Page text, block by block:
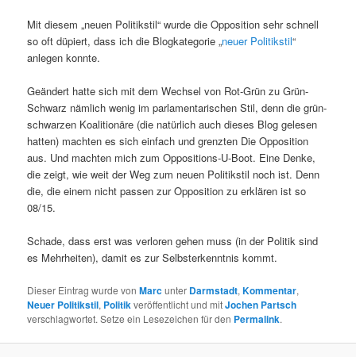
Mit diesem „neuen Politikstil“ wurde die Opposition sehr schnell
so oft düpiert, dass ich die Blogkategorie „neuer Politikstil“
anlegen konnte.
Geändert hatte sich mit dem Wechsel von Rot-Grün zu Grün-
Schwarz nämlich wenig im parlamentarischen Stil, denn die grün-
schwarzen Koalitionäre (die natürlich auch dieses Blog gelesen
hatten) machten es sich einfach und grenzten Die Opposition
aus. Und machten mich zum Oppositions-U-Boot. Eine Denke,
die zeigt, wie weit der Weg zum neuen Politikstil noch ist. Denn
die, die einem nicht passen zur Opposition zu erklären ist so
08/15.
Schade, dass erst was verloren gehen muss (in der Politik sind
es Mehrheiten), damit es zur Selbsterkenntnis kommt.
Dieser Eintrag wurde vonMarcunter Darmstadt,Kommentar,
Neuer Politikstil, Politikveröffentlicht und mitJochen Partsch
verschlagwortet. Setze ein Lesezeichen für den Permalink.